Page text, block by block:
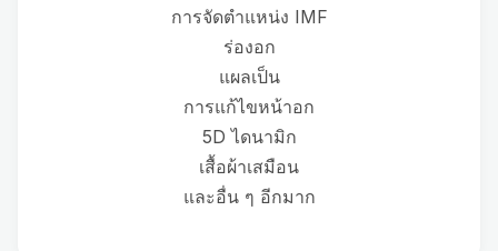
การจัดตำแหน่ง IMF
ร่องอก
แผลเป็น
การแก้ไขหน้าอก
5D ไดนามิก
เสื้อผ้าเสมือน
และอื่น ๆ อีกมาก